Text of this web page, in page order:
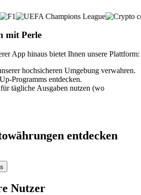
mit Perle
App hinaus bietet Ihnen unsere Plattform:
hochsicheren Umgebung verwahren.
Programms entdecken.
tägliche Ausgaben nutzen (wo
entdecken
Nutzer